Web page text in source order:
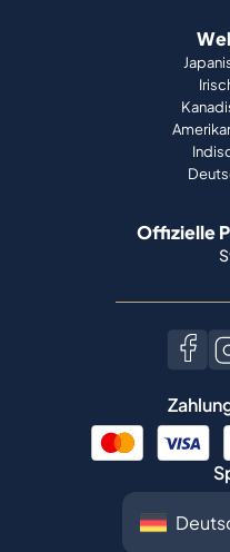
Offizielle